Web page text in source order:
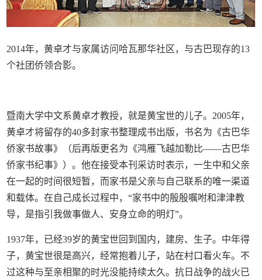
2014年，黄卓才与家属访问哈瓦那华社区，与古巴现存的13
个社团侨领合影。
暨南大学中文系黄卓才教授，就是黄宝世的儿子。2005年，
黄卓才将留存的40多封家书整理成书出版，书名为《古巴华
侨家书故事》（后再版更名为《鸿雁飞越加勒比——古巴华
侨家书纪事》）。他在接受本刊采访时表示，一生中和父亲
在一起的时间很短暂，而家书是父亲与自己联系的唯一渠道
和载体。在自己成长过程中，“家书中的殷殷嘱咐和津津教
导，是指引我做事做人、安身立命的明灯”。
1937年，已经39岁的黄宝世回到国内，建房、生子。中年得
子，黄宝世很是高兴，经常抱着儿子，站在村口看火车。不
过这种与至亲相聚的时光没能持续太久。抗日战争的战火已